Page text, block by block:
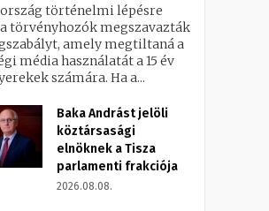
történelmi lépésre
törvényhozók megszavazták
amely megtiltaná a
média használatát a 15 év
számára. Ha a...
Baka Andrást jelöli
köztársasági
elnöknek a Tisza
parlamenti frakciója
2026.08.08.